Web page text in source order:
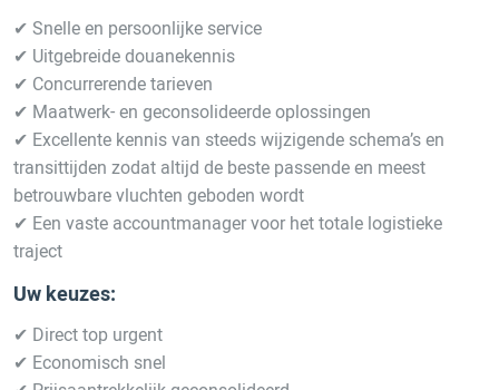
✔ Snelle en persoonlijke service
✔ Uitgebreide douanekennis
✔ Concurrerende tarieven
✔ Maatwerk- en geconsolideerde oplossingen
✔ Excellente kennis van steeds wijzigende schema’s en
transittijden zodat altijd de beste passende en meest
betrouwbare vluchten geboden wordt
✔ Een vaste accountmanager voor het totale logistieke
traject
Uw keuzes:
✔ Direct top urgent
✔ Economisch snel